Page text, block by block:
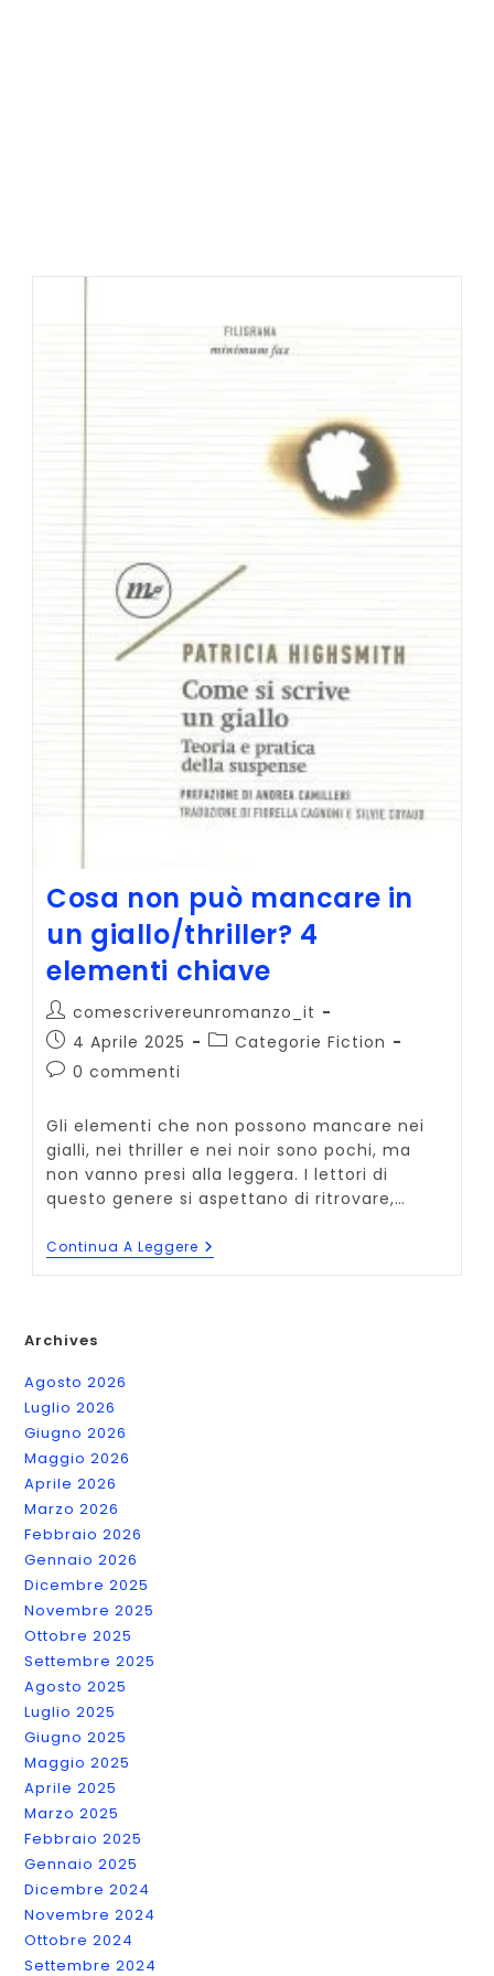
Cosa non può mancare in
un giallo/thriller? 4
elementi chiave
Autore
dell'articolo:
comescrivereunromanzo_it
Articolo
pubblicato:
4 Aprile 2025
Categoria
Categorie Fiction
Commenti
0 commenti
Gli elementi che non possono mancare nei
gialli, nei thriller e nei noir sono pochi, ma
non vanno presi alla leggera. I lettori di
questo genere si aspettano di ritrovare,…
Continua A Leggere Cosa
Non
Archives
Agosto 2026
Luglio 2026
Giugno 2026
Maggio 2026
Aprile 2026
Marzo 2026
Febbraio 2026
Gennaio 2026
Dicembre 2025
Novembre 2025
Ottobre 2025
Settembre 2025
Agosto 2025
Luglio 2025
Giugno 2025
Maggio 2025
Aprile 2025
Marzo 2025
Febbraio 2025
Gennaio 2025
Dicembre 2024
Novembre 2024
Ottobre 2024
Settembre 2024